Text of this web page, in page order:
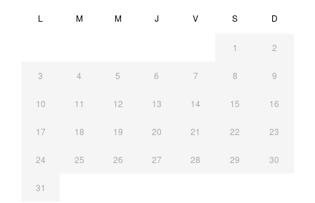
L M M J V S D
1 2
3 4 5 6 7 8 9
10 11 12 13 14 15 16
17 18 19 20 21 22 23
24 25 26 27 28 29 30
31